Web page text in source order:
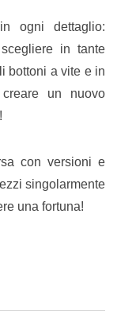
ogni dettaglio:
in tante
bottoni a vite e in
un nuovo
con versioni e
singolarmente
una fortuna!